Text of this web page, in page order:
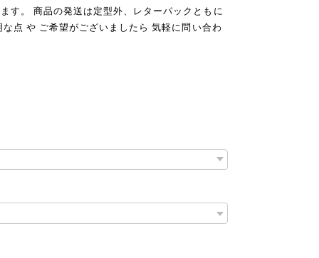
す。 商品の発送は定型外、レターパックともに
点 や ご希望がございましたら 気軽に問い合わ